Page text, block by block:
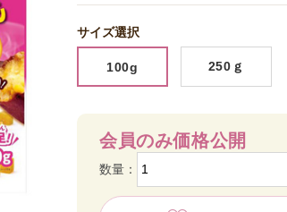
サイズ選択
100g 250ｇ
会員のみ価格公開
数量：